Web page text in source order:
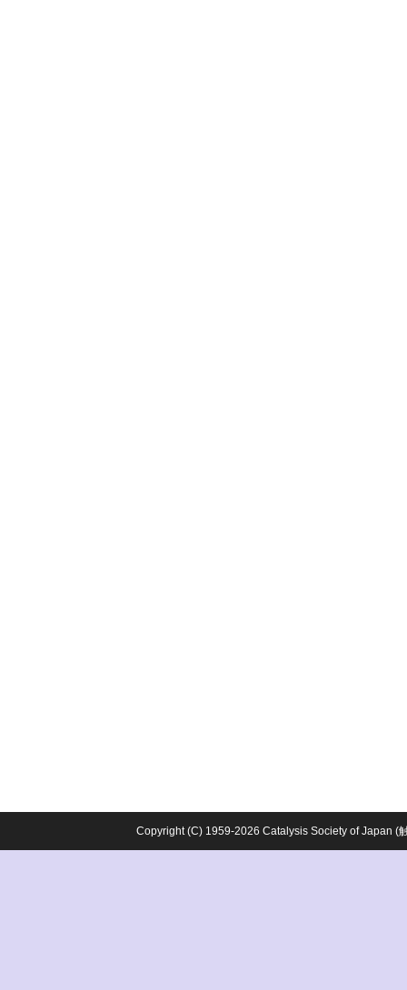
Copyright (C) 1959-2026 Catalysis Society of Japan (